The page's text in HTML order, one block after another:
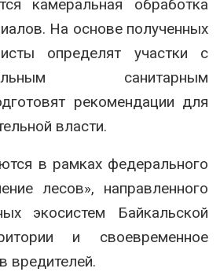
камеральная обработка
На основе полученных
определят участки с
санитарным
рекомендации для
власти.
в рамках федерального
лесов», направленного
экосистем Байкальской
и своевременное
вредителей.